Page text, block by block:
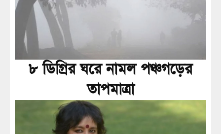
৮ ডিগ্রির ঘরে নামল পঞ্চগড়ের
তাপমাত্রা